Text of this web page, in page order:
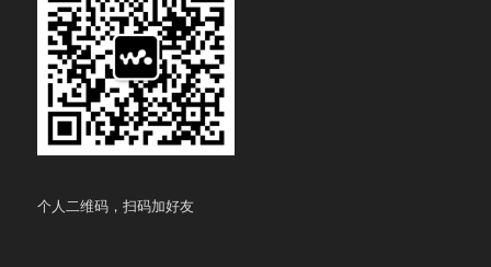
个人二维码，扫码加好友